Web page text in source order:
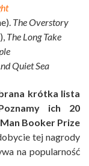
The Overstory
The Long Take
Quiet Sea
krótka lista
ich 20
Booker Prize
tej nagrody
na popularność